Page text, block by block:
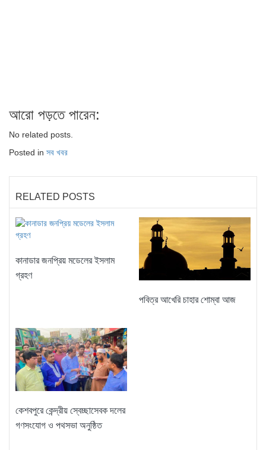
আরো পড়তে পারেন:
No related posts.
Posted in সব খবর
RELATED POSTS
কানাডার জনপ্রিয় মডেলের ইসলাম
গ্রহণ
পবিত্র আখেরি চাহার শোম্বা আজ
কেশবপুরে কেন্দ্রীয় স্বেচ্ছাসেবক দলের
গণসংযোগ ও পথসভা অনুষ্ঠিত